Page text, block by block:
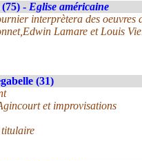
- Eglise américaine
interprètera des oeuvres
Lamare et Louis
(31)
et improvisations
titulaire